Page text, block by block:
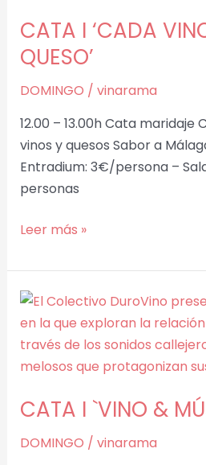
CATA I ‘CADA
QUESO’
DOMINGO / vinarama
12.00 – 13.00h Cata maridaje
vinos y quesos Sabor a
Entradium: 3€/persona –
personas
‘CADA
VINO
CON
SU
QUESO’
Leer más »
CATA I `VINO &
DOMINGO / vinarama
CATA
I
`VINO
&
´